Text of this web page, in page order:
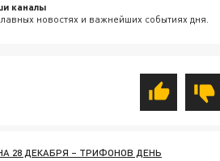
каналы
новостях и важнейших событиях дня.
28 ДЕКАБРЯ – ТРИФОНОВ ДЕНЬ